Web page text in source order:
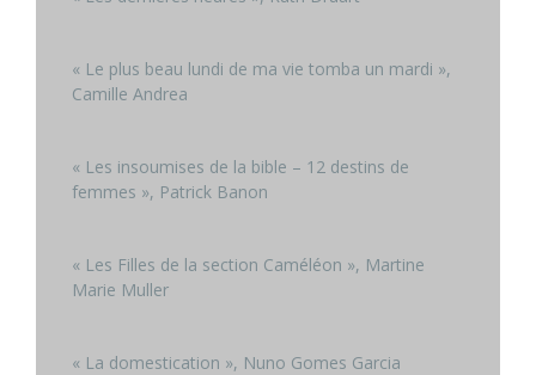
« Le plus beau lundi de ma vie tomba un mardi »,
Camille Andrea
« Les insoumises de la bible – 12 destins de
femmes », Patrick Banon
« Les Filles de la section Caméléon », Martine
Marie Muller
« La domestication », Nuno Gomes Garcia